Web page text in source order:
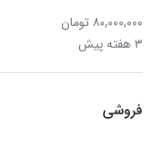
۸۰,۰۰۰,۰۰۰ تومان
۳ هفته پیش
فروشی